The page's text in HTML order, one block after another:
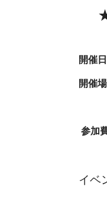
★
開催
開催
（〒
参加
イベ